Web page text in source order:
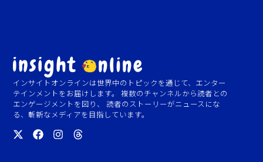
インサイトオンラインは世界中のトピックを通じて、エンター
テインメントをお届けします。 複数のチャンネルから読者との
エンゲージメントを図り、 読者のストーリーがニュースにな
る、斬新なメディアを目指しています。